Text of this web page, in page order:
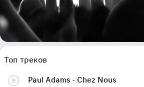
Топ треков
Paul Adams - Chez Nous